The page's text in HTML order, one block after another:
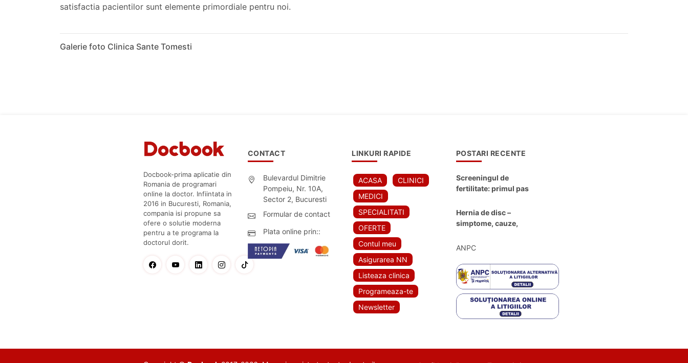
satisfactia pacientilor sunt elemente primordiale pentru noi.
Galerie foto Clinica Sante Tomesti
Docbook-prima aplicatie din
Romania de programari
online la doctor. Infiintata in
2016 in Bucuresti, Romania,
compania isi propune sa
ofere o solutie moderna
pentru a te programa la
doctorul dorit.
CONTACT
Bulevardul Dimitrie
Pompeiu, Nr. 10A,
Sector 2, Bucuresti
Formular de contact
Plata online prin::
LINKURI RAPIDE
ACASA
CLINICI
MEDICI
SPECIALITATI
OFERTE
Contul meu
Asigurarea NN
Listeaza clinica
Programeaza-te
Newsletter
POSTARI RECENTE
Screeningul de
fertilitate: primul pas
Hernia de disc –
simptome, cauze,
moderne de
ANPC